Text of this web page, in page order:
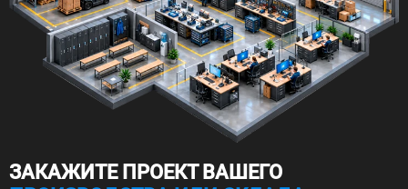
ЗАКАЖИТЕ ПРОЕКТ ВАШЕГО